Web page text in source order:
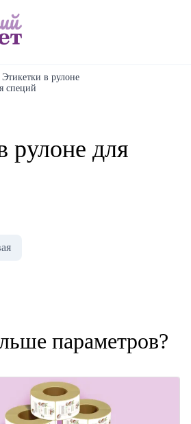
Этикетки в рулоне
специй
рулоне для
параметров?